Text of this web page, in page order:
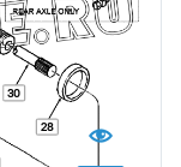
28
30